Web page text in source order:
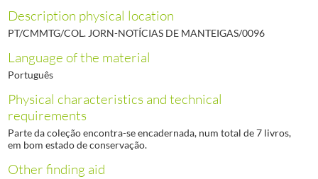
Description physical location
PT/CMMTG/COL. JORN-NOTÍCIAS DE MANTEIGAS/0096
Language of the material
Português
Physical characteristics and technical
requirements
Parte da coleção encontra-se encadernada, num total de 7 livros,
em bom estado de conservação.
Other finding aid